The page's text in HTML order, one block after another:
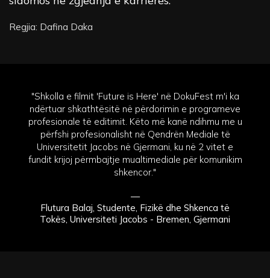
Regjia: Dafina Daka
"Shkolla e filmit 'Future is Here' në DokuFest m'i ka
ndërtuar shkathtësitë në përdorimin e programeve
profesionale të editimit. Këto më kanë ndihmu me u
përfshi profesionalisht në Qendrën Mediale të
Universitetit Jacobs në Gjermani, ku në 2 vitet e
fundit krijoj përmbajtje mualtimediale për komunikim
shkencor."
—
Flutura Balaj, Studente, Fizikë dhe Shkenca të
Tokës, Universiteti Jacobs - Bremen, Gjermani